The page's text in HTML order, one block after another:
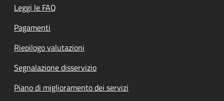
Leggi le FAQ
Pagamenti
Riepilogo valutazioni
Segnalazione disservizio
Piano di miglioramento dei servizi